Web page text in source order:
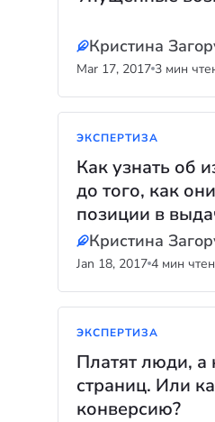
Кристина
Mar 17, 2017 3 мин
ЭКСПЕРТИЗА
Как узнать об
до того, как
позиции в
Кристина
Jan 18, 2017 4 мин
ЭКСПЕРТИЗА
Платят люди, а
страниц. Или
конверсию?